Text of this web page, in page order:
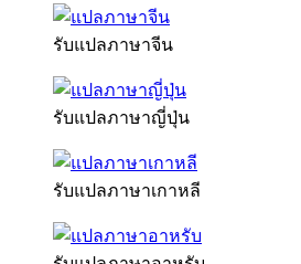
รับแปลภาษาจีน
รับแปลภาษาญี่ปุ่น
รับแปลภาษาเกาหลี